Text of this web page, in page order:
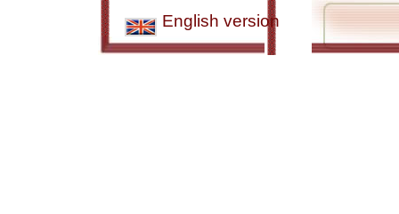
English version